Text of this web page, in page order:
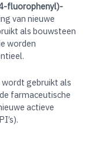
fluorophenyl)-
van nieuwe
als bouwsteen
worden
wordt gebruikt als
farmaceutische
actieve